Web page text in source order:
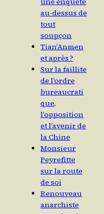
au-dessus de
tout
soupçon
Tian’Anmen
et après ?
Sur la faillite
de l’ordre
bureaucrati
que,
l’opposition
et l’avenir de
la Chine
Monsieur
Peyrefitte
sur la route
de soi
Renouveau
anarchiste